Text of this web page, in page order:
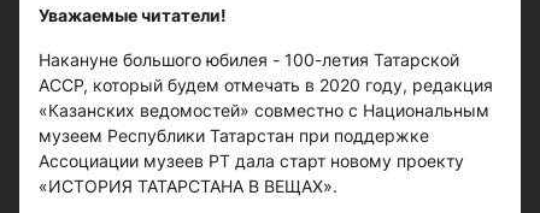
Уважаемые читатели!
Накануне большого юбилея - 100-летия Татарской
АССР, который будем отмечать в 2020 году, редакция
«Казанских ведомостей» совместно с Национальным
музеем Республики Татарстан при поддержке
Ассоциации музеев РТ дала старт новому проекту
«ИСТОРИЯ ТАТАРСТАНА В ВЕЩАХ».